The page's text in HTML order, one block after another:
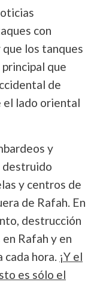
con
los tanques
que
de
el lado oriental
y
destruido
y centros de
de Rafah. En
destrucción
Rafah y en
hora. ¡Y el
es sólo el